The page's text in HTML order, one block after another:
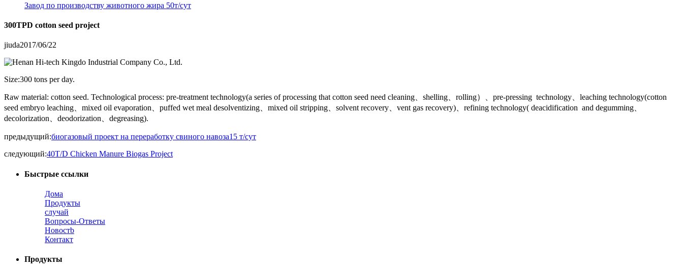
Завод по производству животного жира 50т/сут
300TPD cotton seed project
jiuda2017/06/22
Size:300 tons per day.
Raw material: cotton seed. Technological process: pre-treatment technology(a series of processing that cotton seed need cleaning、shelling、rolling）、pre-pressing technology、leaching technology(cotton
seed embryo leaching、mixed oil evaporation、puffed wet meal desolventizing、mixed oil stripping、solvent recovery、vent gas recovery)、refining technology( deacidification and degumming、
decolorization、deodorization、degreasing).
предыдущий:биогазовый проект на переработку свиного навоза15 т/сут
следующий:40T/D Chicken Manure Biogas Project
Быстрые ссылки
Дома
Продукты
случай
Вопросы-Ответы
Новостb
Контакт
Продукты